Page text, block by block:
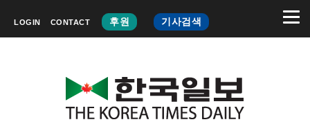
LOGIN CONTACT 후원 기사검색